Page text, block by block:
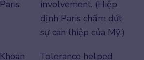
Paris
involvement. (Hiệp
định Paris chấm dứt
sự can thiệp của Mỹ.)
Khoan
Tolerance helped